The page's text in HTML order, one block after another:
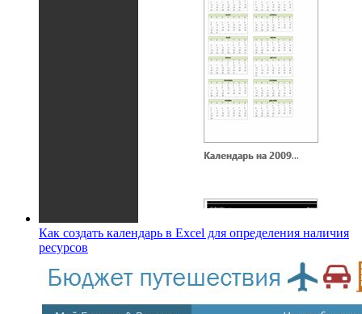
Как создать календарь в Excel для определения наличия
ресурсов